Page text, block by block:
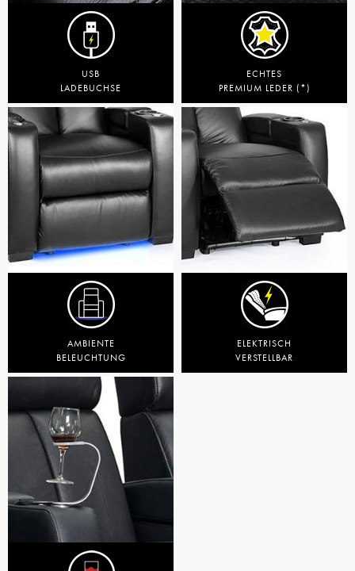
USB
LADEBUCHSE
ECHTES
PREMIUM LEDER (*)
AMBIENTE
BELEUCHTUNG
ELEKTRISCH
VERSTELLBAR